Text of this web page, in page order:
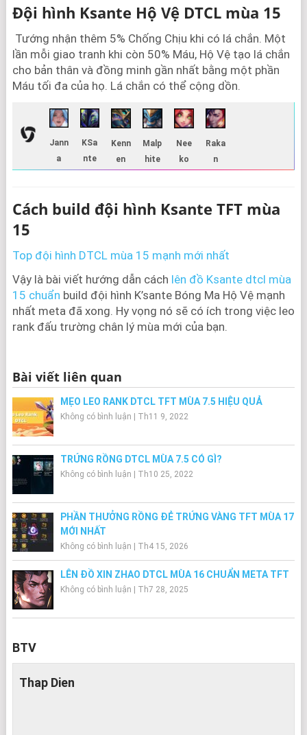
Đội hình Ksante Hộ Vệ DTCL mùa 15
Tướng nhận thêm 5% Chống Chịu khi có lá chắn. Một
lần mỗi giao tranh khi còn 50% Máu, Hộ Vệ tạo lá chắn
cho bản thân và đồng minh gần nhất bằng một phần
Máu tối đa của họ. Lá chắn có thể cộng dồn.
Jann
a
KSa
nte
Kenn
en
Malp
hite
Nee
ko
Raka
n
Cách build đội hình Ksante TFT mùa
15
Top đội hình DTCL mùa 15 mạnh mới nhất
Vậy là bài viết hướng dẫn cách lên đồ Ksante dtcl mùa
15 chuẩn build đội hình K’sante Bóng Ma Hộ Vệ mạnh
nhất meta đã xong. Hy vọng nó sẽ có ích trong việc leo
rank đấu trường chân lý mùa mới của bạn.
Bài viết liên quan
MẸO LEO RANK DTCL TFT MÙA 7.5 HIỆU QUẢ
Không có bình luận | Th11 9, 2022
TRỨNG RỒNG DTCL MÙA 7.5 CÓ GÌ?
Không có bình luận | Th10 25, 2022
PHẦN THƯỞNG RỒNG ĐẺ TRỨNG VÀNG TFT MÙA 17
MỚI NHẤT
Không có bình luận | Th4 15, 2026
LÊN ĐỒ XIN ZHAO DTCL MÙA 16 CHUẨN META TFT
Không có bình luận | Th7 28, 2025
BTV
Thap Dien